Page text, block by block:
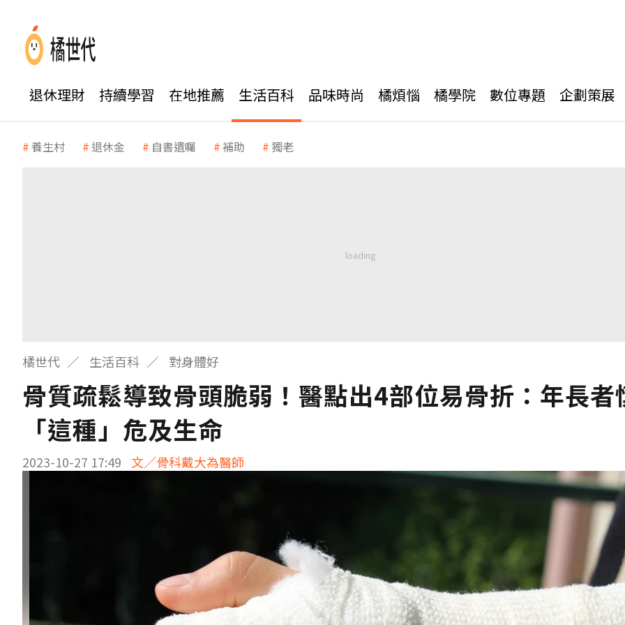
退休理財 持續學習 在地推薦 生活百科 品味時尚 橘煩惱 橘學院 數位專題 企劃策展
養生村 退休金 自書遺囑 補助 獨老
橘世代 生活百科 對身體好
骨質疏鬆導致骨頭脆弱！醫點出4部位易骨折：年長者
「這種」危及生命
2023-10-27 17:49 文／骨科戴大為醫師